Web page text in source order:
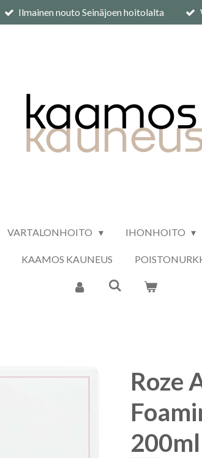
Ilmainen nouto Seinäjoen hoitolalta
VARTALONHOITO IHONHOITO
KAAMOS KAUNEUS
Roze
200ml